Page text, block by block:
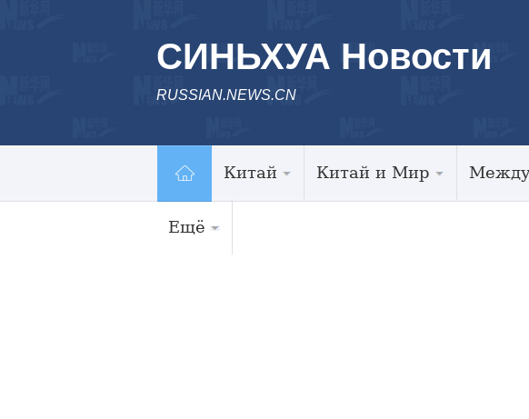
СИНЬХУА Новости
RUSSIAN.NEWS.CN
Китай Китай и Мир
Ещё